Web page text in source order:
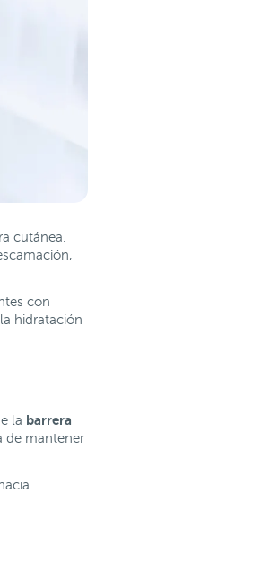
cutánea.
con
hidratación
la barrera
de mantener